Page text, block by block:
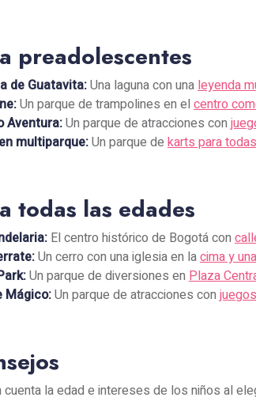
preadolescentes
de Guatavita:Una laguna con unaleyenda
Un parque de trampolines en el centro
Aventura:Un parque de atracciones con
multiparque:Un parque de karts para
todas las edades
El centro histórico de Bogotá con
Un cerro con una iglesia en lacima y
Un parque de diversiones en Plaza
Mágico:Un parque de atracciones con
cuenta la edad e intereses de los niños al